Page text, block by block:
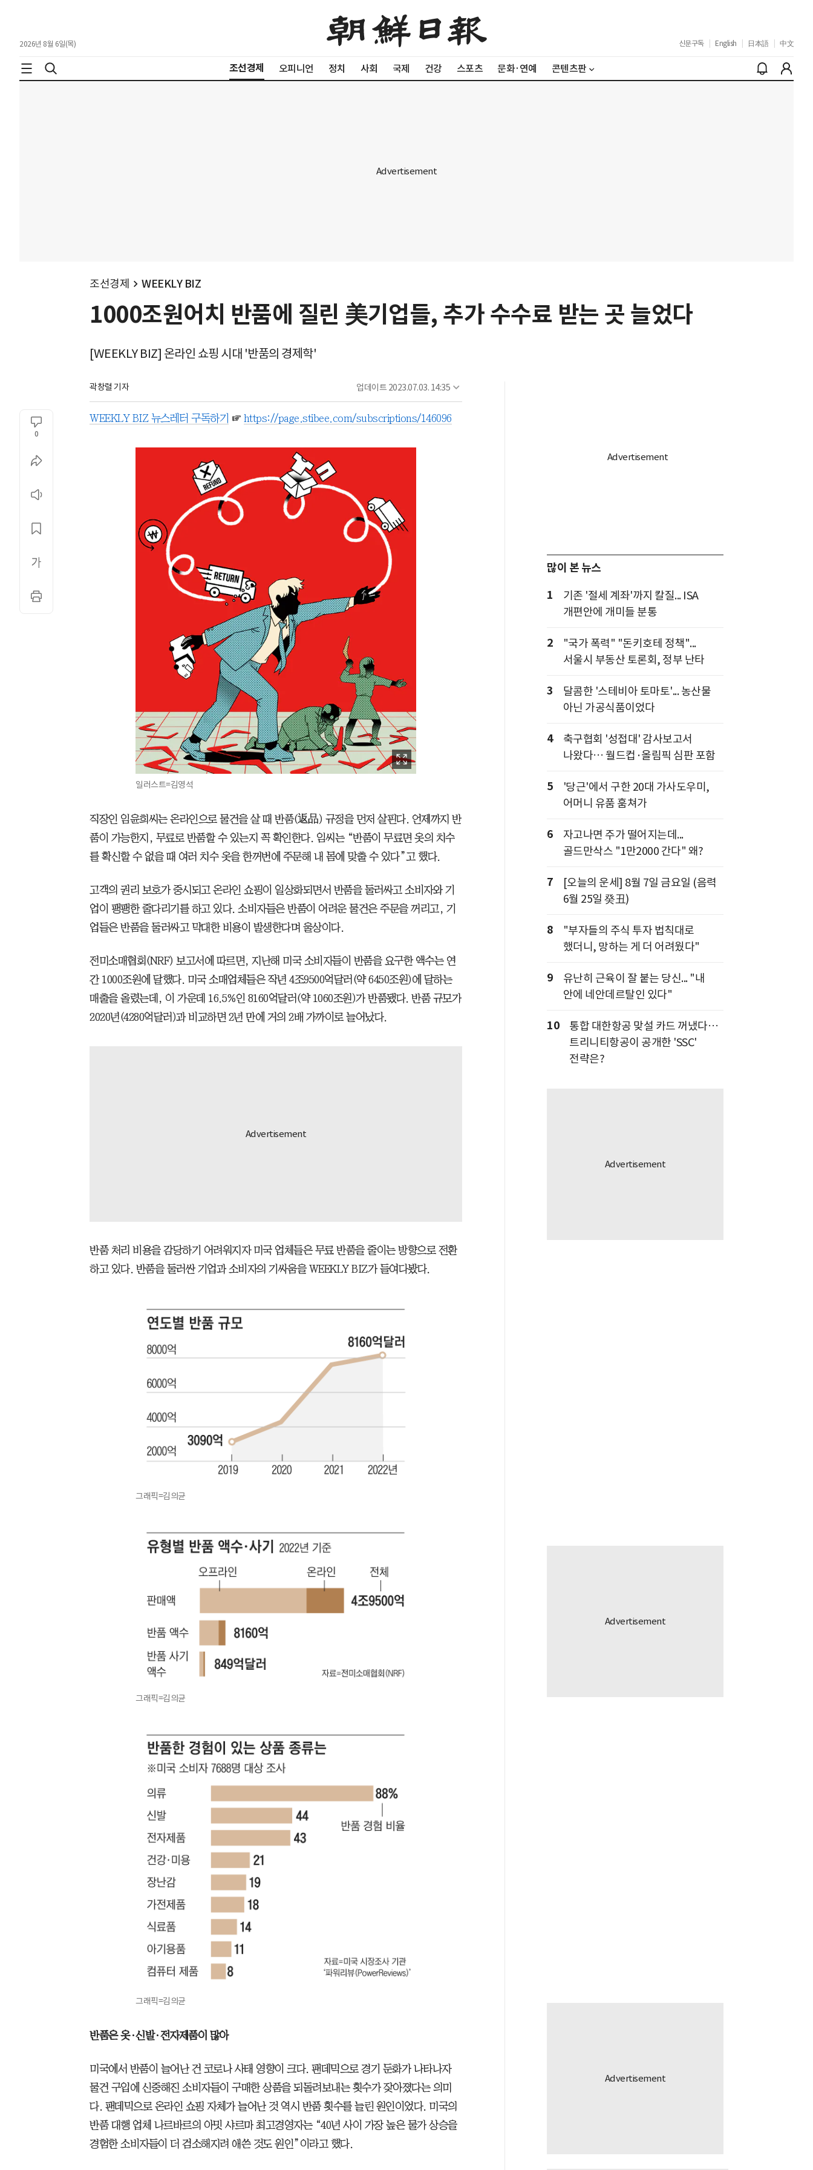
2026년 8월 6일(목) 신문구독 English 日本語 中文
조선경제 오피니언 정치 사회 국제 건강 스포츠 문화·연예 콘텐츠판
조선경제 WEEKLY BIZ
1000조원어치 반품에 질린 美기업들, 추가 수수료 받는 곳 늘었다
[WEEKLY BIZ] 온라인 쇼핑 시대 '반품의 경제학'
곽창렬 기자 업데이트 2023.07.03. 14:35
0
WEEKLY BIZ 뉴스레터 구독하기 ☞ https://page.stibee.com/subscriptions/146096
일러스트=김영석
직장인 임윤희씨는 온라인으로 물건을 살 때 반품(返品) 규정을 먼저 살핀다. 언제까지 반
품이 가능한지, 무료로 반품할 수 있는지 꼭 확인한다. 임씨는 “반품이 무료면 옷의 치수
를 확신할 수 없을 때 여러 치수 옷을 한꺼번에 주문해 내 몸에 맞출 수 있다”고 했다.
고객의 권리 보호가 중시되고 온라인 쇼핑이 일상화되면서 반품을 둘러싸고 소비자와 기
업이 팽팽한 줄다리기를 하고 있다. 소비자들은 반품이 어려운 물건은 주문을 꺼리고, 기
업들은 반품을 둘러싸고 막대한 비용이 발생한다며 울상이다.
전미소매협회(NRF) 보고서에 따르면, 지난해 미국 소비자들이 반품을 요구한 액수는 연
간 1000조원에 달했다. 미국 소매업체들은 작년 4조9500억달러(약 6450조원)에 달하는
매출을 올렸는데, 이 가운데 16.5%인 8160억달러(약 1060조원)가 반품됐다. 반품 규모가
2020년(4280억달러)과 비교하면 2년 만에 거의 2배 가까이로 늘어났다.
반품 처리 비용을 감당하기 어려워지자 미국 업체들은 무료 반품을 줄이는 방향으로 전환
하고 있다. 반품을 둘러싼 기업과 소비자의 기싸움을 WEEKLY BIZ가 들여다봤다.
그래픽=김의균
그래픽=김의균
그래픽=김의균
반품은 옷·신발·전자제품이 많아
미국에서 반품이 늘어난 건 코로나 사태 영향이 크다. 팬데믹으로 경기 둔화가 나타나자
물건 구입에 신중해진 소비자들이 구매한 상품을 되돌려보내는 횟수가 잦아졌다는 의미
다. 팬데믹으로 온라인 쇼핑 자체가 늘어난 것 역시 반품 횟수를 늘린 원인이었다. 미국의
반품 대행 업체 나르바르의 아밋 샤르마 최고경영자는 “40년 사이 가장 높은 물가 상승을
경험한 소비자들이 더 검소해지려 애쓴 것도 원인”이라고 했다.
많이 본 뉴스
1
기존 '절세 계좌'까지 칼질... ISA
개편안에 개미들 분통
2
"국가 폭력" "돈키호테 정책"...
서울시 부동산 토론회, 정부 난타
3
달콤한 '스테비아 토마토'... 농산물
아닌 가공식품이었다
4
축구협회 '성접대' 감사보고서
나왔다… 월드컵·올림픽 심판 포함
5
'당근'에서 구한 20대 가사도우미,
어머니 유품 훔쳐가
6
자고나면 주가 떨어지는데...
골드만삭스 "1만2000 간다" 왜?
7
[오늘의 운세] 8월 7일 금요일 (음력
6월 25일 癸丑)
8
"부자들의 주식 투자 법칙대로
했더니, 망하는 게 더 어려웠다"
9
유난히 근육이 잘 붙는 당신... "내
안에 네안데르탈인 있다"
10
통합 대한항공 맞설 카드 꺼냈다…
트리니티항공이 공개한 'SSC'
전략은?